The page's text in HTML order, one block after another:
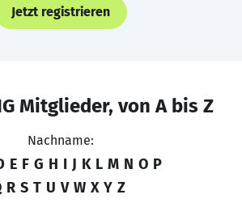
Jetzt registrieren
Mitglieder, von A bis Z
Nachname:
E F G H I J K L M N O P
R S T U V W X Y Z